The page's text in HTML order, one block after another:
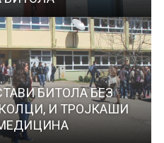
БИТОЛА БЕЗ
И ТРОЈКАШИ